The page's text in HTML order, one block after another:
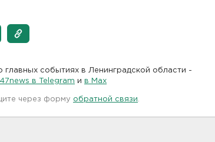
главных событиях в Ленинградской области -
в Telegram и в Maх
через форму обратной связи